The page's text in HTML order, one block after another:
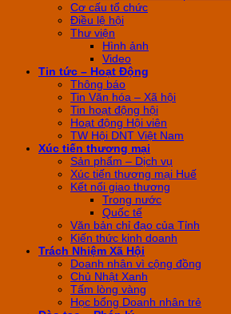
Cơ cấu tổ chức
Điều lệ hội
Thư viện
Hình ảnh
Video
Tin tức – Hoạt Động
Thông báo
Tin Văn hóa – Xã hội
Tin hoạt động hội
Hoạt động Hội viên
TW Hội DNT Việt Nam
Xúc tiến thương mại
Sản phẩm – Dịch vụ
Xúc tiến thương mại Huế
Kết nối giao thương
Trong nước
Quốc tế
Văn bản chỉ đạo của Tỉnh
Kiến thức kinh doanh
Trách Nhiệm Xã Hội
Doanh nhân vì cộng đồng
Chủ Nhật Xanh
Tấm lòng vàng
Học bổng Doanh nhân trẻ